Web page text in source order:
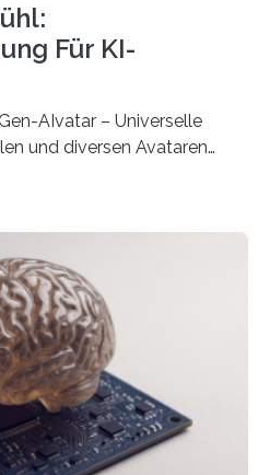
Für KI-
AIvatar – Universelle
und diversen Avataren
2 Millionen Euro. Dabei
neuartige, KI-gestützte
Emotionen für realistische
innovative und
um lebensechte Avatare zu
ist uns eine ganzheitliche
Körperbewegung, Gestik